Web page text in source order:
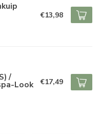
€13,98
/
Look €17,49